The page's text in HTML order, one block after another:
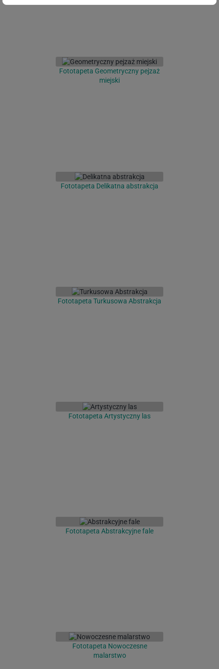
Fototapeta Geometryczny pejzaż
miejski
Fototapeta Delikatna abstrakcja
Fototapeta Turkusowa Abstrakcja
Fototapeta Artystyczny las
Fototapeta Abstrakcyjne fale
Fototapeta Nowoczesne
malarstwo